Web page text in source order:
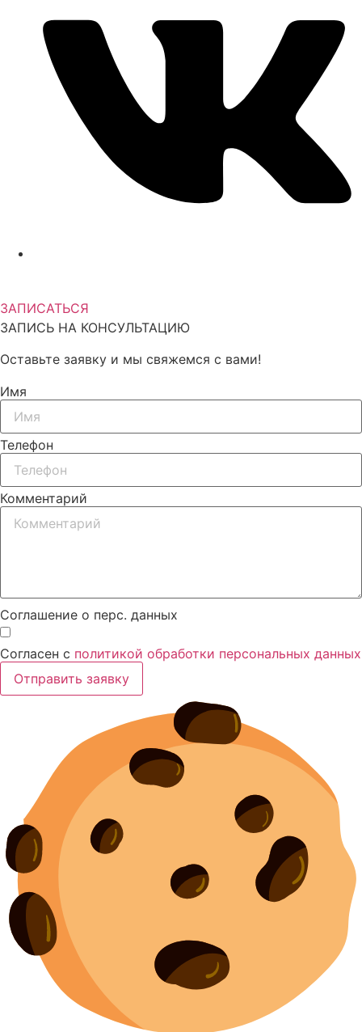
ЗАПИСАТЬСЯ
ЗАПИСЬ НА КОНСУЛЬТАЦИЮ
Оставьте заявку и мы свяжемся с вами!
Имя
Телефон
Комментарий
Соглашение о перс. данных
Согласен с политикой обработки персональных данных
Отправить заявку